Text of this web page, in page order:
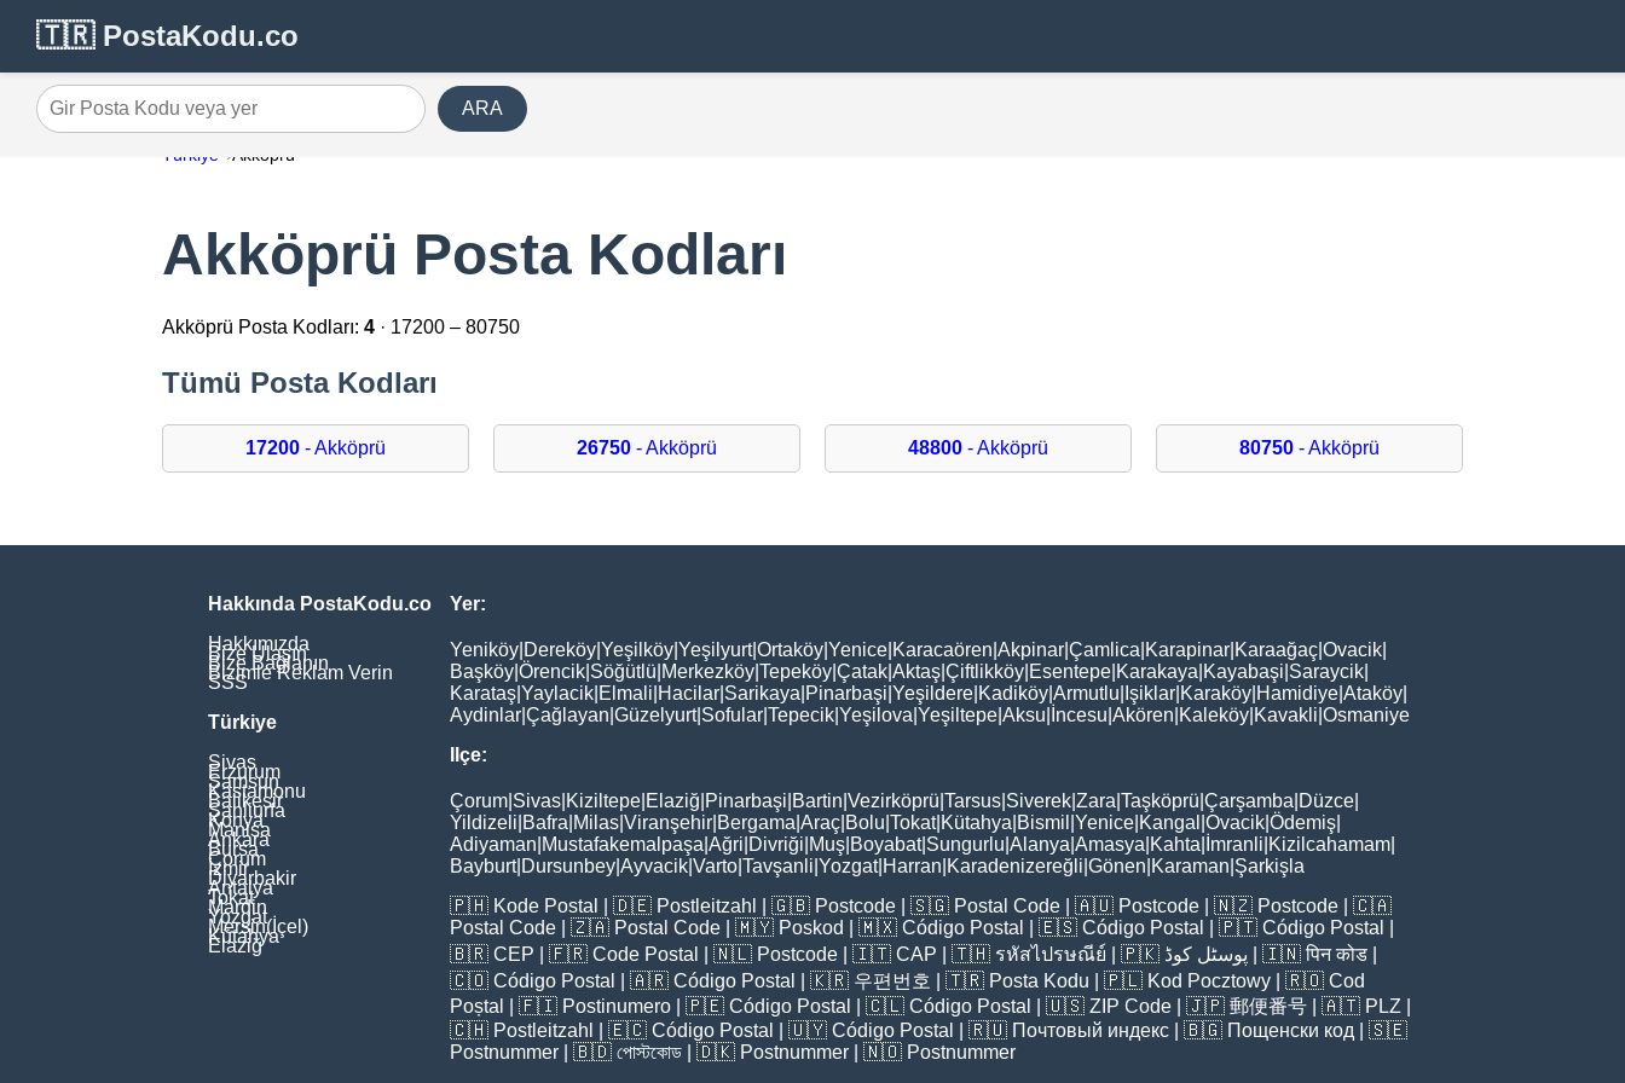
🇹🇷 PostaKodu.co
Gir Posta Kodu veya yer ARA
Türkiye Akköprü
Akköprü Posta Kodları
Akköprü Posta Kodları:4 · 17200 – 80750
Tümü Posta Kodları
17200 - Akköprü 26750 - Akköprü 48800- Akköprü 80750- Akköprü
Hakkında PostaKodu.co
Hakkımızda
Bize Ulaşın
Bize Bağlanın
Bizimle Reklam Verin
SSS
Türkiye
Sivas
Erzurum
Samsun
Kastamonu
Balikesir
Şanliurfa
Konya
Manisa
Ankara
Bursa
Çorum
İzmir
Diyarbakir
Antalya
Tokat
Mardin
Yozgat
Mersin(İçel)
Kütahya
Elaziğ
Yer:
Yeniköy Dereköy Yeşilköy Yeşilyurt|Ortaköy Yenice Karacaören Akpinar Çamlica Karapinar Karaağaç Ovacik
Başköy Örencik Söğütlü Merkezköy Tepeköy Çatak Aktaş Çiftlikköy Esentepe Karakaya Kayabaşi Saraycik
Karataş Yaylacik Elmali Hacilar Sarikaya Pinarbaşi Yeşildere Kadiköy Armutlu Işiklar Karaköy Hamidiye Ataköy
Aydinlar Çağlayan Güzelyurt| Sofular Tepecik Yeşilova Yeşiltepe Aksu İncesu Akören Kaleköy Kavakli Osmaniye
Ilçe:
Çorum Sivas Kiziltepe Elaziğ Pinarbaşi Bartin Vezirköprü Tarsus Siverek Zara Taşköprü Çarşamba Düzce
Yildizeli Bafra Milas Viranşehir Bergama Araç Bolu Tokat| Kütahya Bismil Yenice Kangal Ovacik Ödemiş
Adiyaman Mustafakemalpaşa Ağri Divriği Muş Boyabat| Sungurlu Alanya Amasya Kahta İmranli Kizilcahamam
Bayburt| Dursunbey Ayvacik Varto Tavşanli Yozgat| Harran Karadenizereğli Gönen Karaman Şarkişla
🇵🇭 Kode Postal | 🇩🇪 Postleitzahl | 🇬🇧 Postcode | 🇸🇬 Postal Code | 🇦🇺 Postcode | 🇳🇿 Postcode | 🇨🇦
Postal Code | 🇿🇦 Postal Code | 🇲🇾 Poskod | 🇲🇽 Código Postal | 🇪🇸 Código Postal | 🇵🇹 Código Postal
🇧🇷 CEP | 🇫🇷 Code Postal | 🇳🇱 Postcode | 🇮🇹 CAP | 🇹🇭 รหัสไปรษณีย์ | 🇵🇰 پوسٹل کوڈ | 🇮🇳पिन कोड
🇨🇴 Código Postal | 🇦🇷 Código Postal | 🇰🇷 우편번호 | 🇹🇷 Posta Kodu | 🇵🇱 Kod Pocztowy | 🇷🇴 Cod
Poștal
| 🇫🇮 Postinumero | 🇵🇪 Código Postal | 🇨🇱 Código Postal | 🇺🇸 ZIP Code | 🇯🇵 郵便番号 | 🇦🇹 PLZ
🇨🇭 Postleitzahl | 🇪🇨 Código Postal | 🇺🇾 Código Postal | 🇷🇺 Почтовый индекс | 🇧🇬 Пощенски код | 🇸🇪
Postnummer | 🇧🇩 পোস্টকোড | 🇩🇰 Postnummer | 🇳🇴 Postnummer